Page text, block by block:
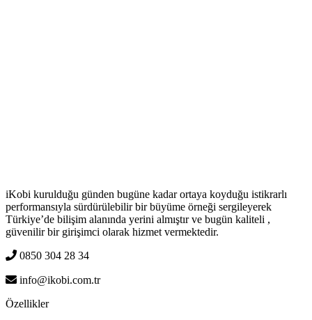
iKobi kurulduğu günden bugüne kadar ortaya koyduğu istikrarlı
performansıyla sürdürülebilir bir büyüme örneği sergileyerek
Türkiye’de bilişim alanında yerini almıştır ve bugün kaliteli ,
güvenilir bir girişimci olarak hizmet vermektedir.
0850 304 28 34
info@ikobi.com.tr
Özellikler